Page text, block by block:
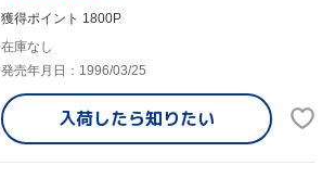
獲得ポイント 1800P
在庫なし
発売年月日：1996/03/25
入荷したら知りたい